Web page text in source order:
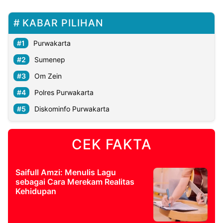
KABAR PILIHAN
Purwakarta
Sumenep
Om Zein
Polres Purwakarta
Diskominfo Purwakarta
CEK FAKTA
Saifull Amzi: Menulis Lagu
sebagai Cara Merekam Realitas
Kehidupan